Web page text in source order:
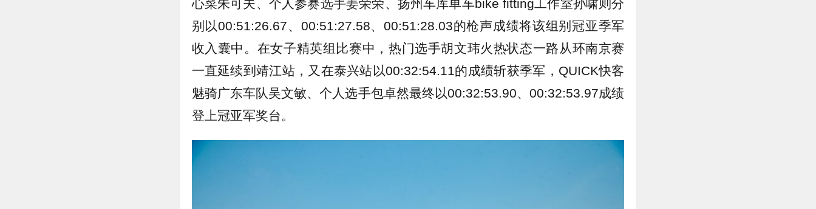
心菜朱可夫、个人参赛选手姜荣荣、扬州车库单车bike fitting工作室孙啸则分
别以00:51:26.67、00:51:27.58、00:51:28.03的枪声成绩将该组别冠亚季军
收入囊中。在女子精英组比赛中，热门选手胡文玮火热状态一路从环南京赛
一直延续到靖江站，又在泰兴站以00:32:54.11的成绩斩获季军，QUICK快客
魅骑广东车队吴文敏、个人选手包卓然最终以00:32:53.90、00:32:53.97成绩
登上冠亚军奖台。